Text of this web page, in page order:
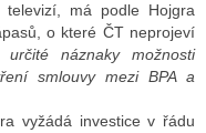
má podle Hojgra
o které ČT neprojeví
náznaky možnosti
smlouvy mezi BPA a
vyžádá investice v řádu